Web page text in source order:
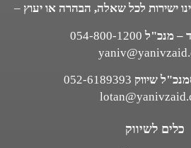
ישירות לכל שאלה, הבהרה או יעוץ –
– מנכ"ל 054-800-1200
שיווק 052-6189393
כלים לשיווק